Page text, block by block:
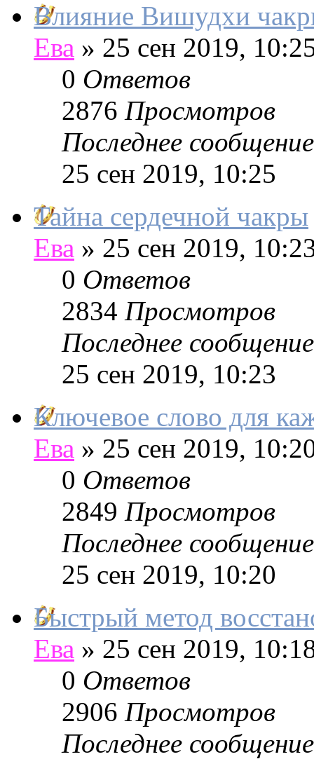
Влияние Вишудхи
Ева » 25 сен 2019,
0 Ответов
2876 Просмотров
Последнее сообщение
25 сен 2019, 10:25
Тайна сердечной чакры
Ева » 25 сен 2019,
0 Ответов
2834 Просмотров
Последнее сообщение
25 сен 2019, 10:23
Ключевое слово для
Ева » 25 сен 2019,
0 Ответов
2849 Просмотров
Последнее сообщение
25 сен 2019, 10:20
Быстрый метод
Ева » 25 сен 2019,
0 Ответов
2906 Просмотров
Последнее сообщение